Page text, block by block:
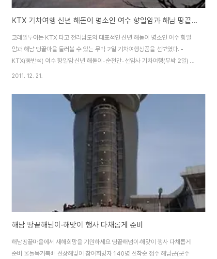
KTX 기차여행 신년 해돋이 명소인 여수 향일암과 해남 땅끝마을 둘러볼 수 있는 무박 2일 기차여행상품
코레일투어는 KTX 타고 전라남도의 대표적인 신년 해돋이 명소인 여수 향일
암과 해남 땅끝마을 둘러볼 수 있는 무박 2일 기차여행상품을 선보였다. -
KTX(동반석) 여수 향일암 신년 해돋이-순천만-선암사 기차여행(무박 2일) 용
산역을 저녁 9시 40분 출발하여 장성역에 도착, 연계버스를 타고 여수 돌산대
을 취하고 “해를 향한 암자” 향일암으로 걸어간다. 관음정에 올라 장엄하게 떠
오르는 신년 일출을 바라보며, 신년 소망을 빌어보자. 일출 관람 후 8,000년의
역사를 간직한 순천만자연생태공원으로 이동, 아름다운 습지에 갈대숲 길을 따
라 조성된 탐방로를 지나 용산전망대에 올라 순천만을 한 눈에 바라보면 아름
2011. 12. 21.
해남 땅끝해넘이·해맞이 행사 다채롭게 준비
해남땅끝마을에서 새해희망을 기원하세요 땅끝해넘이·해맞이 행사 다채롭게
준비 울돌목거북배 선상해맞이 참여희망자 140명 선착순 접수 해남군(군수